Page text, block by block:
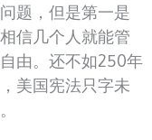
题，但是第一是
信几个人就能管
由。还不如250年
美国宪法只字未